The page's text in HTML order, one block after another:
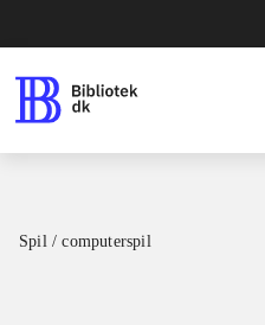
Spil / computerspil